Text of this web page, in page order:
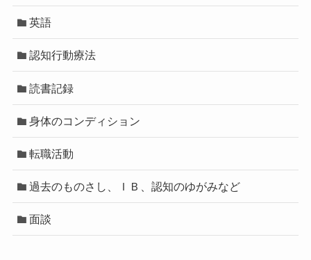
英語
認知行動療法
読書記録
身体のコンディション
転職活動
過去のものさし、ＩＢ、認知のゆがみなど
面談